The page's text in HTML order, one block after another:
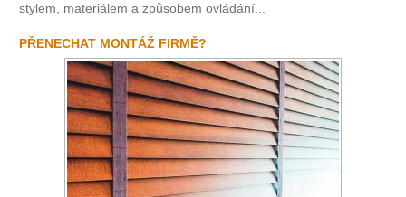
stylem, materiálem a způsobem ovládání...
PŘENECHAT MONTÁŽ FIRMĚ?